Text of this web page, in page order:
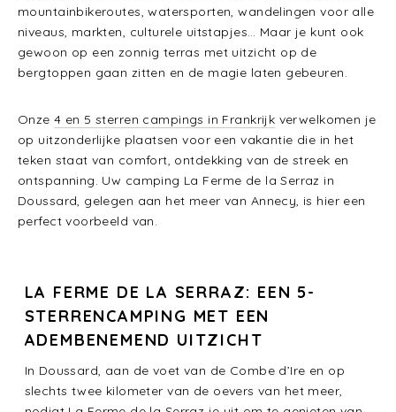
mountainbikeroutes, watersporten, wandelingen voor alle
niveaus, markten, culturele uitstapjes… Maar je kunt ook
gewoon op een zonnig terras met uitzicht op de
bergtoppen gaan zitten en de magie laten gebeuren.
Onze4 en 5 sterren campings in Frankrijk verwelkomen je
op uitzonderlijke plaatsen voor een vakantie die in het
teken staat van comfort, ontdekking van de streek en
ontspanning. Uw camping La Ferme de la Serraz in
Doussard, gelegen aan het meer van Annecy, is hier een
perfect voorbeeld van.
LA FERME DE LA SERRAZ: EEN 5-
STERRENCAMPING MET EEN
ADEMBENEMEND UITZICHT
In Doussard, aan de voet van de Combe d’Ire en op
slechts twee kilometer van de oevers van het meer,